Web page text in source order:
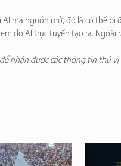
AI mã nguồn mở, đó là có thể
do AI trực tuyến tạo ra. Ngoài
nhận được các thông tin thú